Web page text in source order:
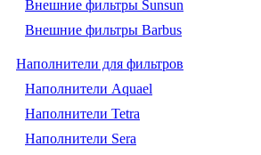
Внешние фильтры Sunsun
Внешние фильтры Barbus
Наполнители для фильтров
Наполнители Aquael
Наполнители Tetra
Наполнители Sera